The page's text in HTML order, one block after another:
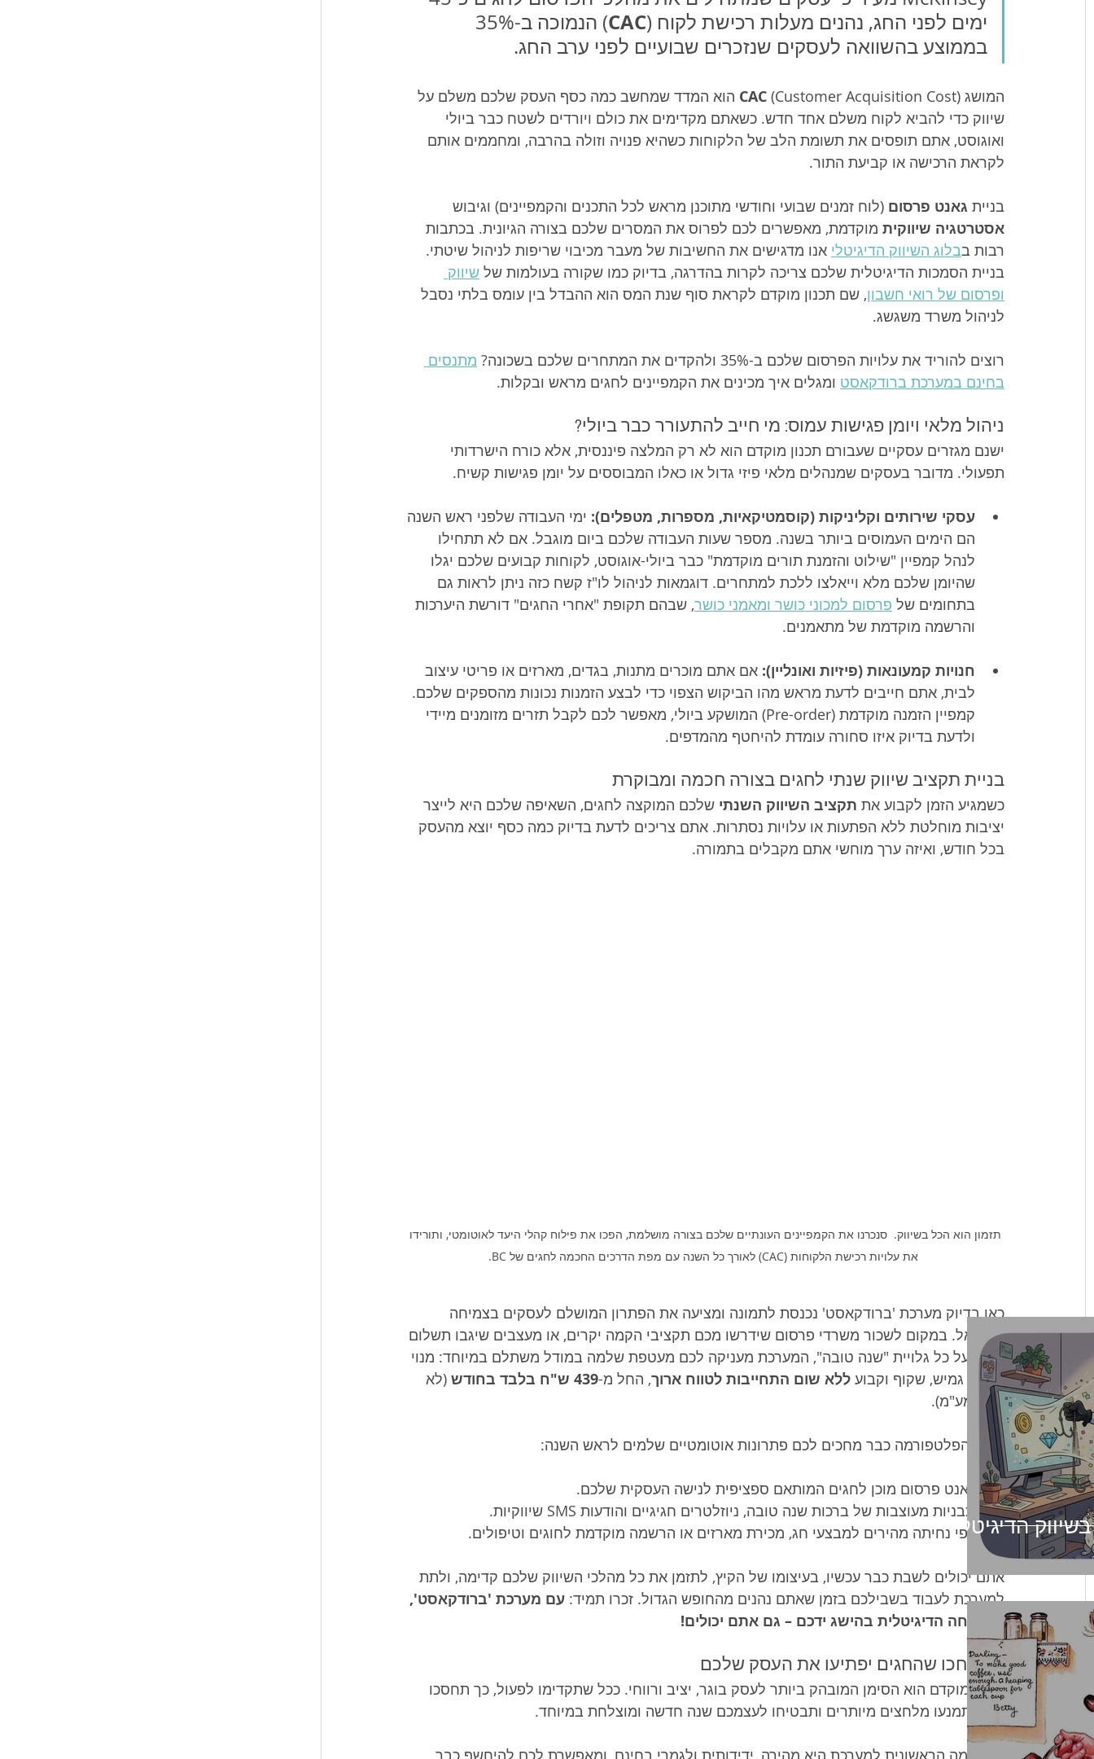
ימים לפני החג, נהנים מעלות רכישת לקוח (CAC
בממוצע בהשוואה לעסקים שנזכרים שבועיים לפני ערב החג.
המושג CAC (Customer Acquisition Cost) הוא המדד שמחשב כמה כסף העסק שלכם משלם על
שיווק כדי להביא לקוח משלם אחד חדש. כשאתם מקדימים את כולם ויורדים לשטח כבר ביולי
ואוגוסט, אתם תופסים את תשומת הלב של הלקוחות כשהיא פנויה וזולה בהרבה, ומחממים אותם
לקראת הרכישה או קביעת התור.
בניית גאנט פרסום (לוח זמנים שבועי וחודשי מתוכנן מראש לכל התכנים והקמפיינים) וגיבוש
אסטרטגיה שיווקית מוקדמת, מאפשרים לכם לפרוס את המסרים שלכם בצורה הגיונית. בכתבות
רבות בבלוג השיווק הדיגיטלי אנו מדגישים את החשיבות של מעבר מכיבוי שריפות לניהול שיטתי.
בניית הסמכות הדיגיטלית שלכם צריכה לקרות בהדרגה, בדיוק כמו שקורה בעולמות של שיווק
ופרסום של רואי חשבון, שם תכנון מוקדם לקראת סוף שנת המס הוא ההבדל בין עומס בלתי נסבל
לניהול משרד משגשג.
רוצים להוריד את עלויות הפרסום שלכם ב-35% ולהקדים את המתחרים שלכם בשכונה?
מתנסים
בחינם במערכת ברודקאסט ומגלים איך מכינים את הקמפיינים לחגים מראש ובקלות.
ניהול מלאי ויומן פגישות עמוס: מי חייב להתעורר כבר ביולי?
ישנם מגזרים עסקיים שעבורם תכנון מוקדם הוא לא רק המלצה פיננסית, אלא כורח הישרדותי
תפעולי. מדובר בעסקים שמנהלים מלאי פיזי גדול או כאלו המבוססים על יומן פגישות קשיח.
עסקי שירותים וקליניקות (קוסמטיקאיות, מספרות, מטפלים): ימי העבודה שלפני ראש השנה
הם הימים העמוסים ביותר בשנה. מספר שעות העבודה שלכם ביום מוגבל. אם לא תתחילו
לנהל קמפיין "שילוט והזמנת תורים מוקדמת" כבר ביולי-אוגוסט, לקוחות קבועים שלכם יגלו
שהיומן שלכם מלא וייאלצו ללכת למתחרים. דוגמאות לניהול לו"ז קשח כזה ניתן לראות גם
בתחומים של פרסום למכוני כושר ומאמני כושר, שבהם תקופת "אחרי החגים" דורשת היערכות
והרשמה מוקדמת של מתאמנים.
חנויות קמעונאות (פיזיות ואונליין): אם אתם מוכרים מתנות, בגדים, מארזים או פריטי עיצוב
לבית, אתם חייבים לדעת מראש מהו הביקוש הצפוי כדי לבצע הזמנות נכונות מהספקים שלכם.
קמפיין הזמנה מוקדמת (Pre-order) המושקע ביולי, מאפשר לכם לקבל תזרים מזומנים מיידי
ולדעת בדיוק איזו סחורה עומדת להיחטף מהמדפים.
בניית תקציב שיווק שנתי לחגים בצורה חכמה ומבוקרת
כשמגיע הזמן לקבוע את תקציב השיווק השנתי שלכם המוקצה לחגים, השאיפה שלכם היא לייצר
יציבות מוחלטת ללא הפתעות או עלויות נסתרות. אתם צריכים לדעת בדיוק כמה כסף יוצא מהעסק
בכל חודש, ואיזה ערך מוחשי אתם מקבלים בתמורה.
תזמון הוא הכל בשיווק.  סנכרנו את הקמפיינים העונתיים שלכם בצורה מושלמת, הפכו את פילוח קהלי היעד לאוטומטי, ותורידו
את עלויות רכישת הלקוחות (CAC) לאורך כל השנה עם מפת הדרכים החכמה לחגים של BC.
כאן בדיוק מערכת 'ברודקאסט' נכנסת לתמונה ומציעה את הפתרון המושלם לעסקים בצמיחה
בישראל. במקום לשכור משרדי פרסום שידרשו מכם תקציבי הקמה יקרים, או מעצבים שיגבו תשלום
נפרד על כל גלויית "שנה טובה", המערכת מעניקה לכם מעטפת שלמה במודל משתלם במיוחד: מנוי
חודשי גמיש, שקוף וקבוע ללא שום התחייבות לטווח ארוך, החל מ-439 ש"ח בלבד בחודש
(לא
כולל מע"מ).
בתוך הפלטפורמה כבר מחכים לכם פתרונות אוטומטיים שלמים לראש השנה:
גאנט פרסום מוכן לחגים המותאם ספציפית לנישה העסקית שלכם.
תבניות מעוצבות של ברכות שנה טובה, ניוזלטרים חגיגיים והודעות SMS שיווקיות.
דפי נחיתה מהירים למבצעי חג, מכירת מארזים או הרשמה מוקדמת לחוגים וטיפולים.
אתם יכולים לשבת כבר עכשיו, בעיצומו של הקיץ, לתזמן את כל מהלכי השיווק שלכם קדימה, ולתת
למערכת לעבוד בשבילכם בזמן שאתם נהנים מהחופש הגדול. זכרו תמיד: עם מערכת 'ברודקאסט',
ההצלחה הדיגיטלית בהישג ידכם – גם אתם יכולים!
אל תחכו שהחגים יפתיעו את העסק שלכם
תכנון מוקדם הוא הסימן המובהק ביותר לעסק בוגר, יציב ורווחי. ככל שתקדימו לפעול, כך תחסכו
כסף, תמנעו מלחצים מיותרים ותבטיחו לעצמכם שנה חדשה ומוצלחת במיוחד.
הדיגיטלי